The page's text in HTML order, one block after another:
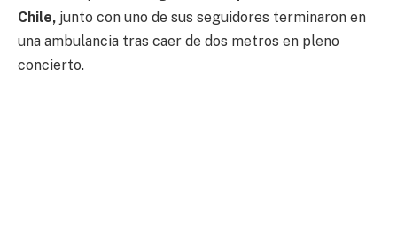
Chile, junto con uno de sus seguidores terminaron en
una ambulancia tras caer de dos metros en pleno
concierto.